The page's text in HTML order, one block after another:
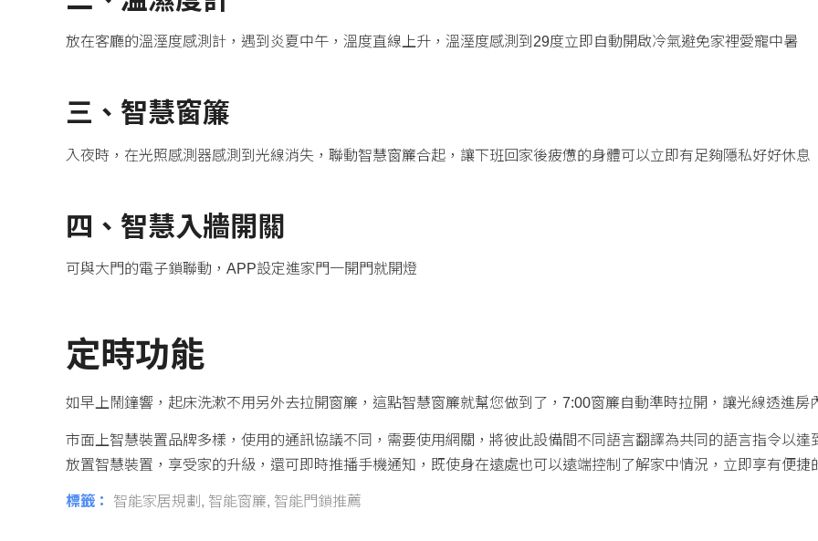
放在客廳的溫溼度感測計，遇到炎夏中午，溫度直線上升，溫溼度感測到29度立即自動開啟冷氣避免家裡愛寵中暑
三、智慧窗簾
入夜時，在光照感測器感測到光線消失，聯動智慧窗簾合起，讓下班回家後疲憊的身體可以立即有足夠隱私好好休息
四、智慧入牆開關
可與大門的電子鎖聯動，APP設定進家門一開門就開燈
定時功能
如早上鬧鐘響，起床洗漱不用另外去拉開窗簾，這點智慧窗簾就幫您做到了，7:00窗簾自動準時拉開，讓光線透進房
市面上智慧裝置品牌多樣，使用的通訊協議不同，需要使用網關，將彼此設備間不同語言翻譯為共同的語言指令以
放置智慧裝置，享受家的升級，還可即時推播手機通知，既使身在遠處也可以遠端控制了解家中情況，立即享有便捷
標籤： 智能家居規劃 , 智能窗簾, 智能門鎖推薦